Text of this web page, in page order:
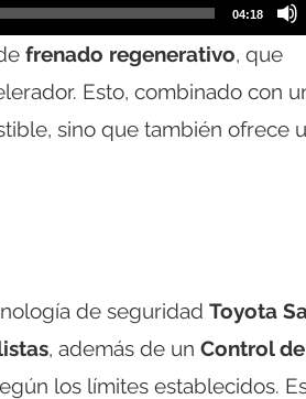
04:18
frenado regenerativo, que
Esto, combinado con
sino que también ofrece
de seguridad Toyota
, además de un Control de
los límites establecidos.